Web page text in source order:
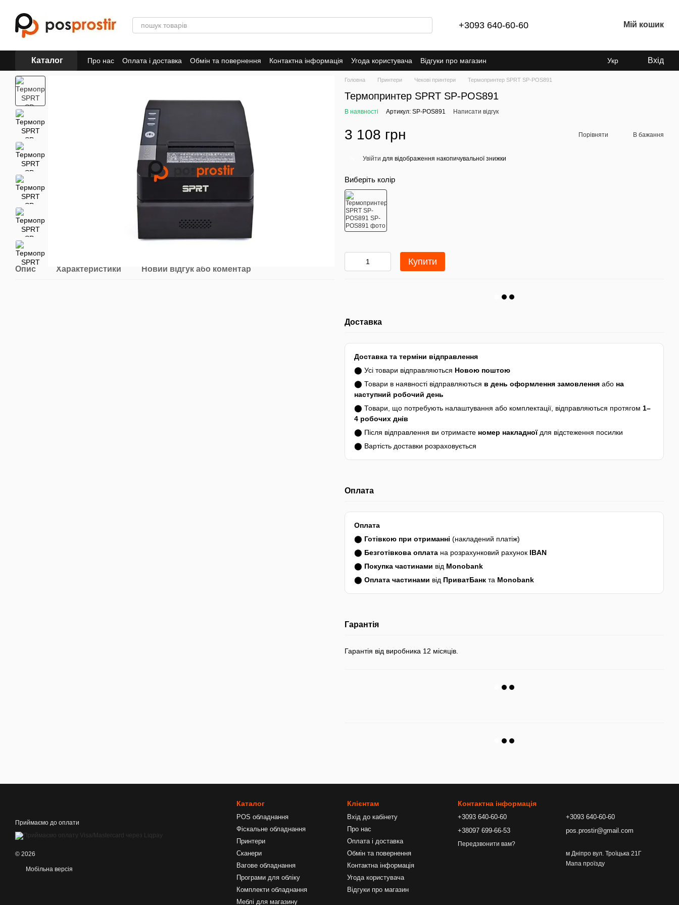
+3093 640-60-60 Мій кошик
Каталог Про нас Оплата і доставка Обмін та повернення Контактна інформація Угода користувача Відгуки про магазин Укр Вхід
Опис Характеристики Новий відгук або коментар
Головна Принтери Чекові принтери Термопринтер SPRT SP-POS891
Термопринтер SPRT SP-POS891
В наявності Артикул: SP-POS891 Написати відгук
3 108 грн Порівняти В бажання
Увійти для відображення накопичувальної знижки
Виберіть колір
Купити
Доставка
Доставка та терміни відправлення
⬤ Усі товари відправляються Новою поштою
⬤ Товари в наявності відправляються в день оформлення замовлення або на
наступний робочий день
⬤ Товари, що потребують налаштування або комплектації, відправляються протягом 1–
4 робочих днів
⬤ Після відправлення ви отримаєте номер накладноїдля відстеження посилки
⬤ Вартість доставки розраховується
Оплата
Оплата
⬤ Готівкою при отриманні (накладений платіж)
⬤ Безготівкова оплата на розрахунковий рахунок IBAN
⬤ Покупка частинами від Monobank
⬤ Оплата частинами від ПриватБанк та Monobank
Гарантія
Гарантія від виробника 12 місяців.
Приймаємо до оплати
© 2026
Мобільна версія
Каталог
POS обладнання
Фіскальне обладнання
Принтери
Сканери
Вагове обладнання
Програми для обліку
Комплекти обладнання
Меблі для магазину
Клієнтам
Вхід до кабінету
Про нас
Оплата і доставка
Обмін та повернення
Контактна інформація
Угода користувача
Відгуки про магазин
Контактна інформація
+3093 640-60-60
+38097 699-66-53
Передзвонити вам?
+3093 640-60-60
pos.prostir@gmail.com
м Дніпро вул. Троїцька 21Г
Мапа проїзду